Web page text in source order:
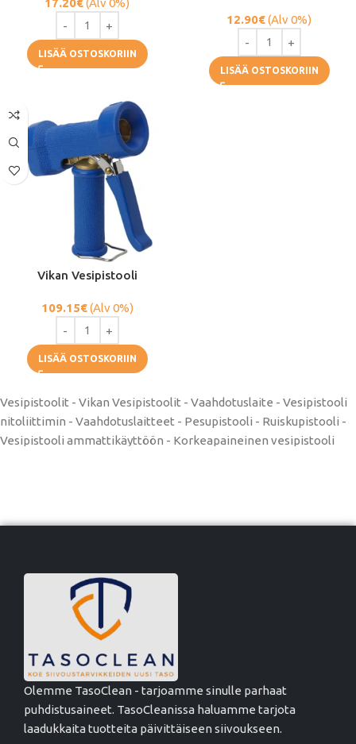
17.20€(Alv 0%)
LISÄÄ OSTOSKORIIN
12.90€(Alv 0%)
LISÄÄ OSTOSKORIIN
Vikan Vesipistooli
109.15€(Alv 0%)
LISÄÄ OSTOSKORIIN
Vesipistoolit - Vikan Vesipistoolit - Vaahdotuslaite - Vesipistooli
nitoliittimin - Vaahdotuslaitteet - Pesupistooli - Ruiskupistooli -
Vesipistooli ammattikäyttöön - Korkeapaineinen vesipistooli
Olemme TasoClean - tarjoamme sinulle parhaat
puhdistusaineet. TasoCleanissa haluamme tarjota
laadukkaita tuotteita päivittäiseen siivoukseen.